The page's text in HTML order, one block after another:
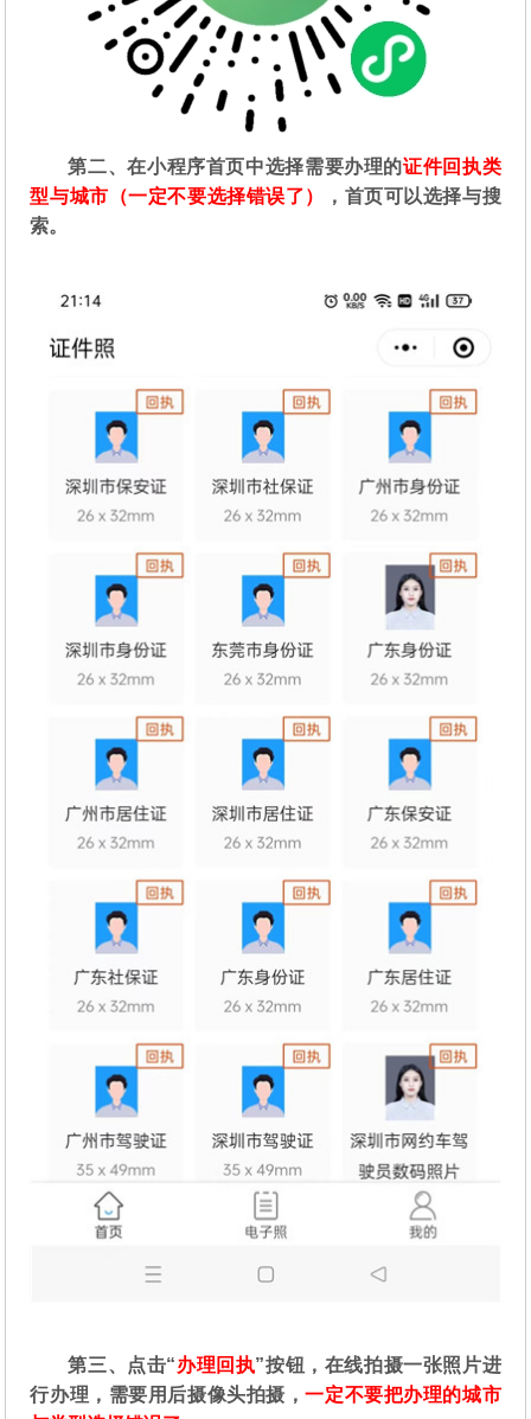
第二、在小程序首页中选择需要办理的证件回执类
型与城市（一定不要选择错误了）
，首页可以选择与搜
索。
第三、点击“办理回执”按钮，在线拍摄一张照片进
行办理，需要用后摄像头拍摄，一定不要把办理的城市